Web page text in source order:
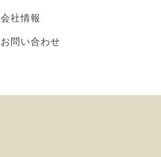
会社情報
お問い合わせ